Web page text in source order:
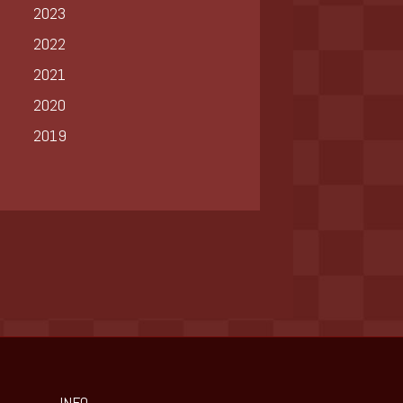
2023
2022
2021
2020
2019